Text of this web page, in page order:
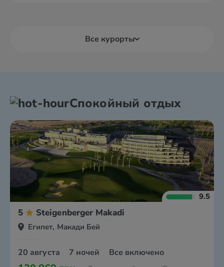
Все курорты
Спокойный отдых
9.5
5 Steigenberger Makadi
Египет, Макади Бей
20 августа 7 ночей Все включено